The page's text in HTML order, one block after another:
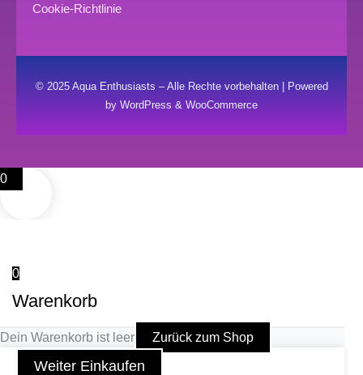
Cookie-Richtlinie
© 2025 Aqua Enthusiasts – Alle Rechte vorbehalten | Powered
by WordPress & WooCommerce
0
0
Warenkorb
Dein Warenkorb ist leer Zurück zum Shop
Weiter Einkaufen